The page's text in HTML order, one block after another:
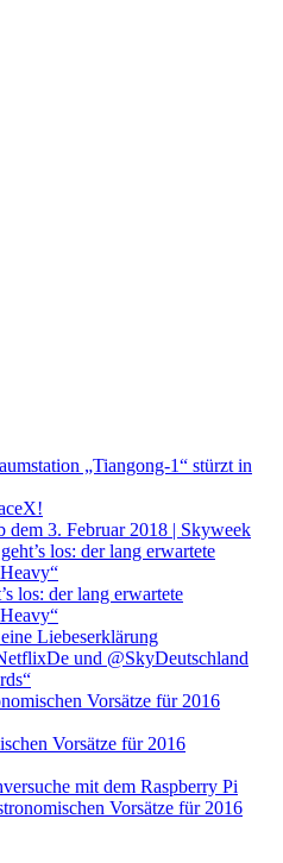
„Tiangong-1“ stürzt in
3. Februar 2018 | Skyweek
los: der lang erwartete
los: der lang erwartete
Liebeserklärung
und @SkyDeutschland
Vorsätze für 2016
Vorsätze für 2016
mit dem Raspberry Pi
Vorsätze für 2016